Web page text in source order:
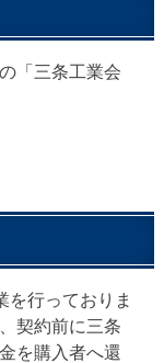
「三条工業会
を行っておりま
契約前に三条
を購入者へ還